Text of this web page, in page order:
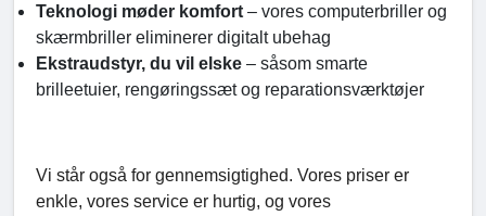
Teknologi møder komfort – vores computerbriller og
skærmbriller eliminerer digitalt ubehag
Ekstraudstyr, du vil elske – såsom smarte
brilleetuier, rengøringssæt og reparationsværktøjer
Vi står også for gennemsigtighed. Vores priser er
enkle, vores service er hurtig, og vores